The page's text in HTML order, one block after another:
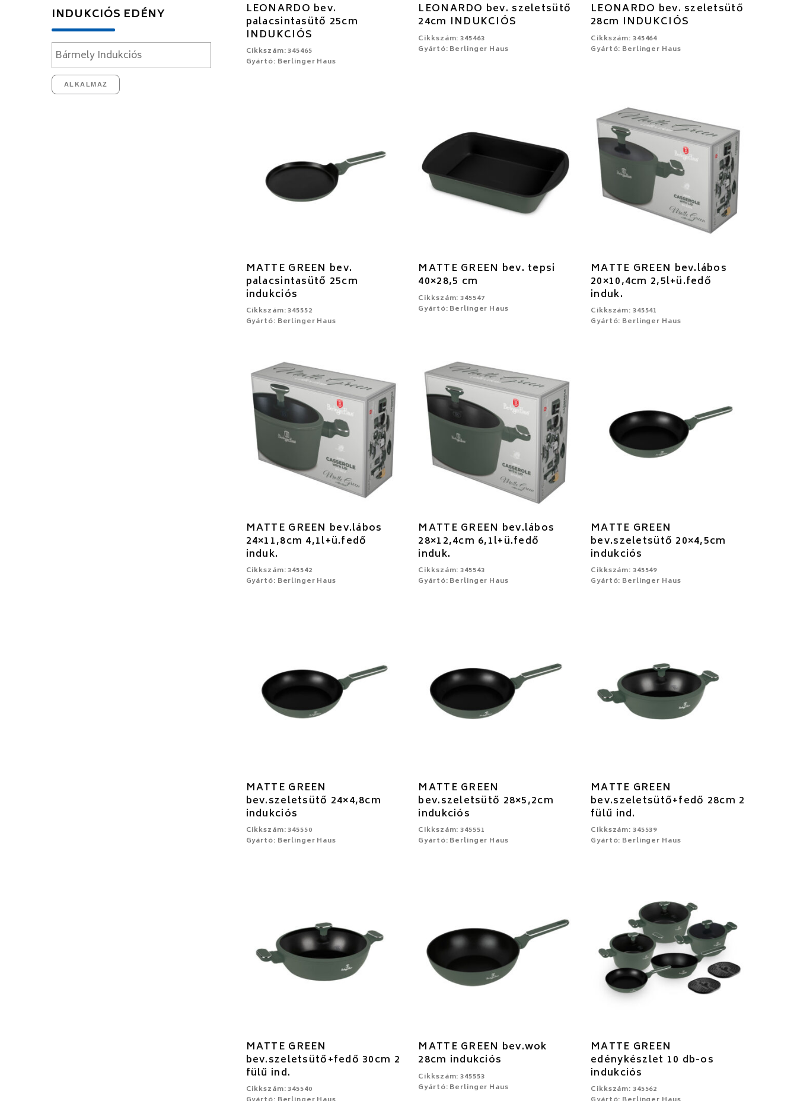
INDUKCIÓS EDÉNY
ALKALMAZ
LEONARDO bev.
palacsintasütő 25cm
INDUKCIÓS
Cikkszám: 345465
Gyártó: Berlinger Haus
LEONARDO bev. szeletsütő
24cm INDUKCIÓS
Cikkszám: 345463
Gyártó: Berlinger Haus
LEONARDO bev. szeletsütő
28cm INDUKCIÓS
Cikkszám: 345464
Gyártó: Berlinger Haus
MATTE GREEN bev.
palacsintasütő 25cm
indukciós
Cikkszám: 345552
Gyártó: Berlinger Haus
MATTE GREEN bev. tepsi
40×28,5 cm
Cikkszám: 345547
Gyártó: Berlinger Haus
MATTE GREEN bev.lábos
20×10,4cm 2,5l+ü.fedő
induk.
Cikkszám: 345541
Gyártó: Berlinger Haus
MATTE GREEN bev.lábos
24×11,8cm 4,1l+ü.fedő
induk.
Cikkszám: 345542
Gyártó: Berlinger Haus
MATTE GREEN bev.lábos
28×12,4cm 6,1l+ü.fedő
induk.
Cikkszám: 345543
Gyártó: Berlinger Haus
MATTE GREEN
bev.szeletsütő 20×4,5cm
indukciós
Cikkszám: 345549
Gyártó: Berlinger Haus
MATTE GREEN
bev.szeletsütő 24×4,8cm
indukciós
Cikkszám: 345550
Gyártó: Berlinger Haus
MATTE GREEN
bev.szeletsütő 28×5,2cm
indukciós
Cikkszám: 345551
Gyártó: Berlinger Haus
MATTE GREEN
bev.szeletsütő+fedő 28cm 2
fülű ind.
Cikkszám: 345539
Gyártó: Berlinger Haus
MATTE GREEN
bev.szeletsütő+fedő 30cm 2
fülű ind.
Cikkszám: 345540
MATTE GREEN bev.wok
28cm indukciós
Cikkszám: 345553
Gyártó: Berlinger Haus
MATTE GREEN
edénykészlet 10 db-os
indukciós
Cikkszám: 345562